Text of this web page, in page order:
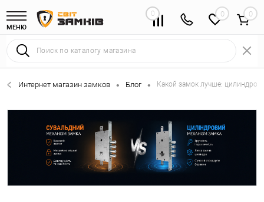
МЕНЮ
0 0
Интернет магазин замков • Блог • Какой замок лучше: